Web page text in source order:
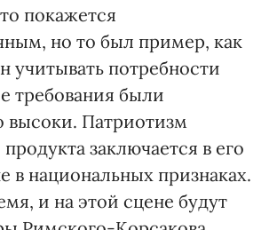
покажется
но то был пример, как
учитывать потребности
требования были
высоки. Патриотизм
заключается в его
в национальных признаках.
и на этой сцене будут